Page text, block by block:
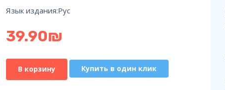
Язык издания:Рус
39.90₪
В корзину Купить в один клик